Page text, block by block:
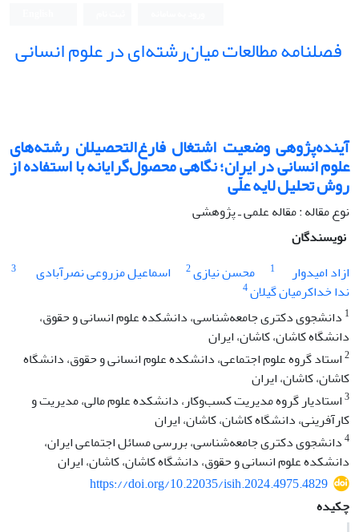
فصلنامه مطالعات میان‌رشته‌ای در علوم انسانی
آینده‌پژوهی وضعیت اشتغال فارغ‌التحصیلان رشته‌های
علوم ‌انسانی در ایران؛ نگاهی محصول‌گرایانه با استفاده از
روش تحلیل لایه علّی
نوع مقاله : مقاله علمی ـ پژوهشی
نویسندگان
ازاد امیدوار
1 محسن نیازی2 اسماعیل مزروعی نصرآبادی 3
ندا خداکرمیان گیلان4
1 دانشجوی دکتری جامعه‌شناسی، دانشکده علوم انسانی و حقوق،
دانشگاه کاشان، کاشان، ایران
2استاد گروه علوم اجتماعی، دانشکده علوم انسانی و حقوق، دانشگاه
کاشان، کاشان، ایران
3استادیار گروه مدیریت کسب‌وکار، دانشکده علوم مالی، مدیریت و
کارآفرینی، دانشگاه کاشان، کاشان، ایران
4دانشجوی دکتری جامعه‌شناسی، بررسی مسائل اجتماعی ایران،
دانشکده علوم انسانی و حقوق، دانشگاه کاشان، کاشان، ایران
https://doi.org/10.22035/isih.2024.4975.4829
چکیده